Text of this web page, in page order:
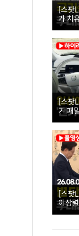
[스팟
가 치
[스팟
기 패
[스팟
이상
직접